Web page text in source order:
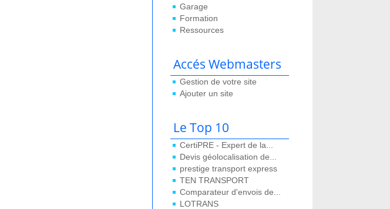
Garage
Formation
Ressources
Accés Webmasters
Gestion de votre site
Ajouter un site
Le Top 10
CertiPRE - Expert de la...
Devis géolocalisation de...
prestige transport express
TEN TRANSPORT
Comparateur d'envois de...
LOTRANS